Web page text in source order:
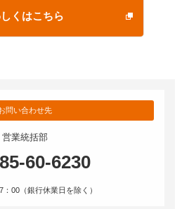
しくはこちら
問い合わせ先
営業統括部
60-6230
00（銀行休業日を除く）